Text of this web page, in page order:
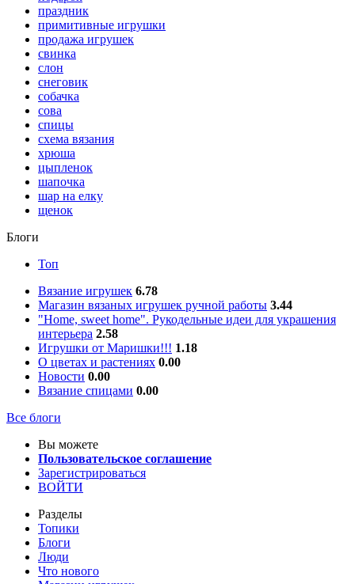
праздник
примитивные игрушки
продажа игрушек
свинка
слон
снеговик
собачка
сова
спицы
схема вязания
хрюша
цыпленок
шапочка
шар на елку
щенок
Блоги
Топ
Вязание игрушек 6.78
Магазин вязаных игрушек ручной работы 3.44
"Home, sweet home". Рукодельные идеи для украшения
интерьера 2.58
Игрушки от Маришки!!! 1.18
О цветах и растениях 0.00
Новости 0.00
Вязание спицами 0.00
Все блоги
Вы можете
Пользовательское соглашение
Зарегистрироваться
ВОЙТИ
Разделы
Топики
Блоги
Люди
Что нового